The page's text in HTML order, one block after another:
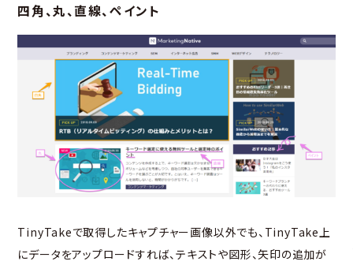
四角、丸、直線、ペイント
TinyTakeで取得したキャプチャー画像以外でも、TinyTake上
にデータをアップロードすれば、テキストや図形、矢印の追加が